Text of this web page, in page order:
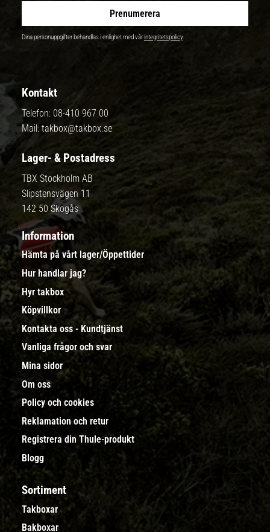
Prenumerera
Dina personuppgifter behandlas i enlighet med vårintegritetspolicy.
Kontakt
Telefon: 08-410 967 00
Mail: takbox@takbox.se
Lager- & Postadress
TBX Stockholm AB
Slipstensvägen 11
142 50 Skogås
Information
Hämta på vårt lager/Öppettider
Hur handlar jag?
Hyr takbox
Köpvillkor
Kontakta oss - Kundtjänst
Vanliga frågor och svar
Mina sidor
Om oss
Policy och cookies
Reklamation och retur
Registrera din Thule-produkt
Blogg
Sortiment
Takboxar
Bakboxar